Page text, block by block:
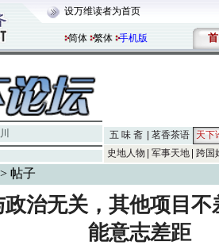
设万维读者为首页
简体 繁体 手机版 首
五 味 斋 茗香茶语
天下
史地人物
军事天地 跨国
> 帖子
治无关，其他项目
能意志差距